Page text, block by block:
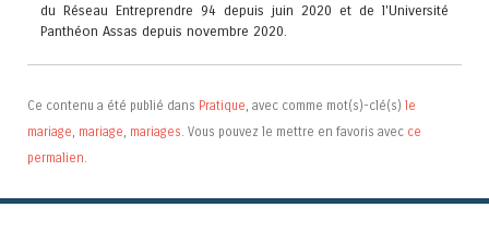
du Réseau Entreprendre 94 depuis juin 2020 et de l'Université
Panthéon Assas depuis novembre 2020.
Ce contenu a été publié dans Pratique , avec comme mot(s)-clé(s) le
mariage mariage mariages . Vous pouvez le mettre en favoris avec ce
permalien